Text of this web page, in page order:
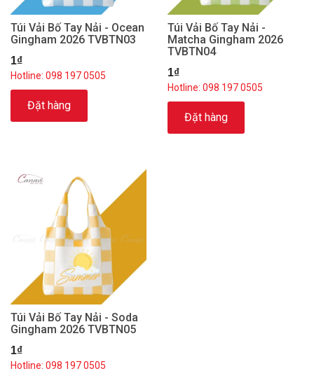
Túi Vải Bố Tay Nải - Ocean
Gingham 2026 TVBTN03
1₫
Hotline: 098 197 0505
Đặt hàng
Túi Vải Bố Tay Nải -
Matcha Gingham 2026
TVBTN04
1₫
Hotline: 098 197 0505
Đặt hàng
Túi Vải Bố Tay Nải - Soda
Gingham 2026 TVBTN05
1₫
Hotline: 098 197 0505